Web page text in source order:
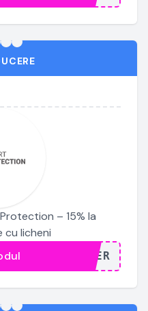
– 15% la
cu licheni
...VER